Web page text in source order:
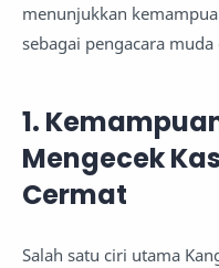
menunjukkan
sebagai pengacara muda
1.
Mengecek
Cermat
Salah satu ciri utama